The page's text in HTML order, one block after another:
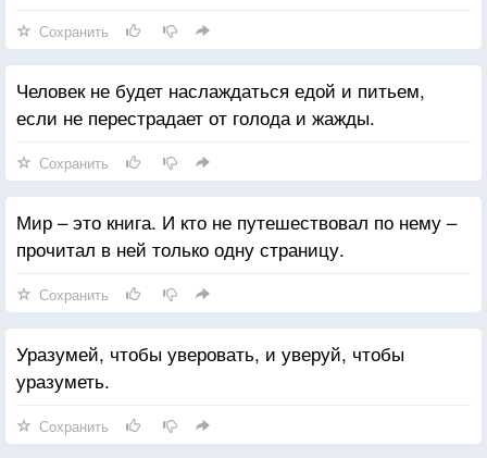
Сохранить
Человек не будет наслаждаться едой и питьем,
если не перестрадает от голода и жажды.
Сохранить
Мир – это книга. И кто не путешествовал по нему –
прочитал в ней только одну страницу.
Сохранить
Уразумей, чтобы уверовать, и уверуй, чтобы
уразуметь.
Сохранить